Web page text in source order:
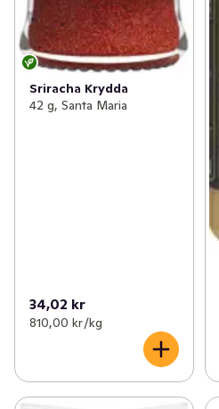
Sriracha Krydda
42 g, Santa Maria
34,02 kr
810,00 kr /kg